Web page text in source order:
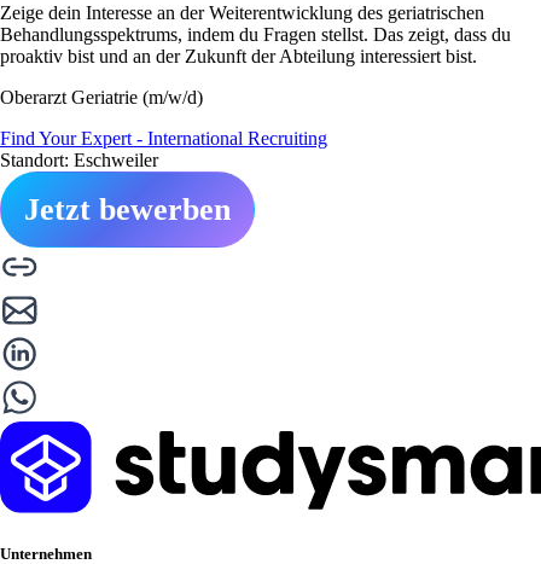
Zeige dein Interesse an der Weiterentwicklung des geriatrischen
Behandlungsspektrums, indem du Fragen stellst. Das zeigt, dass du
proaktiv bist und an der Zukunft der Abteilung interessiert bist.
Oberarzt Geriatrie (m/w/d)
Find Your Expert - International Recruiting
Standort: Eschweiler
Jetzt bewerben
Unternehmen